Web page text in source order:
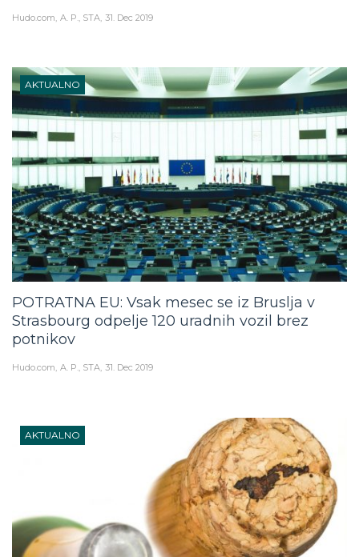
Hudo.com A. P., STA 31. Dec 2019
AKTUALNO
POTRATNA EU: Vsak mesec se iz Bruslja v
Strasbourg odpelje 120 uradnih vozil brez
potnikov
Hudo.com A. P., STA 31. Dec 2019
AKTUALNO